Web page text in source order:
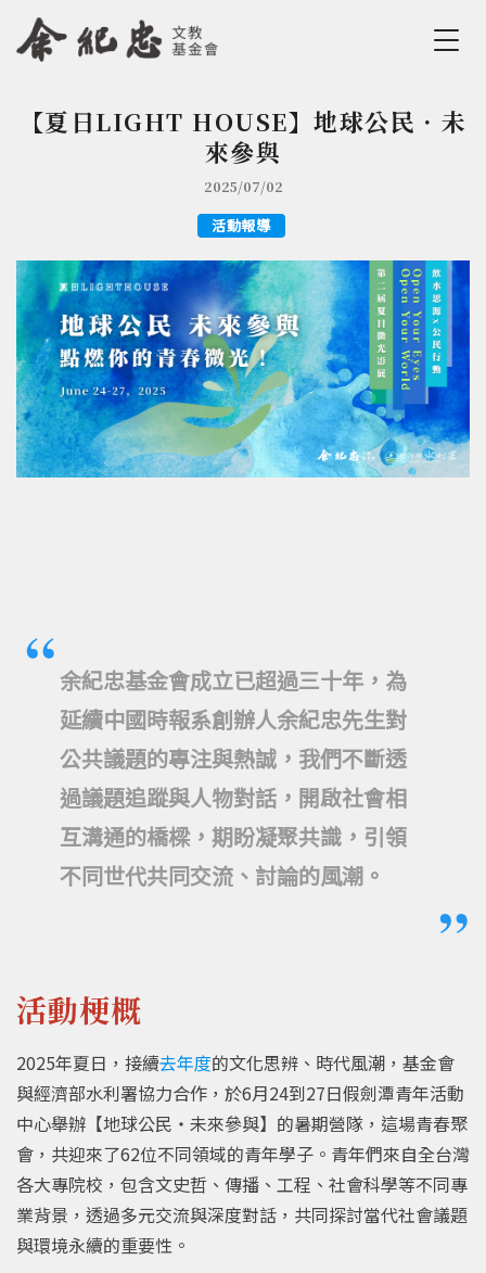
Jump to Navigation
Jump to Main content
您在這裡
【夏日LIGHT HOUSE】地球公民．未
來參與
2025/07/02
活動報導
余紀忠基金會成立已超過三十年，為
延續中國時報系創辦人余紀忠先生對
公共議題的專注與熱誠，我們不斷透
過議題追蹤與人物對話，開啟社會相
互溝通的橋樑，期盼凝聚共識，引領
不同世代共同交流、討論的風潮。
活動梗概
2025年夏日，接續去年度的文化思辨、時代風潮，基金會
與經濟部水利署協力合作，於6月24到27日假劍潭青年活動
中心舉辦【地球公民・未來參與】的暑期營隊，這場青春聚
會，共迎來了62位不同領域的青年學子。青年們來自全台灣
各大專院校，包含文史哲、傳播、工程、社會科學等不同專
業背景，透過多元交流與深度對話，共同探討當代社會議題
與環境永續的重要性。